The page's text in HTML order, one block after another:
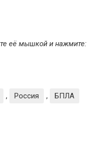
её мышкой и нажмите:
, Россия , БПЛА